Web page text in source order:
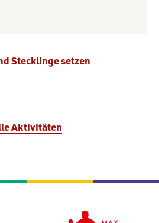
Stecklinge setzen
Aktivitäten